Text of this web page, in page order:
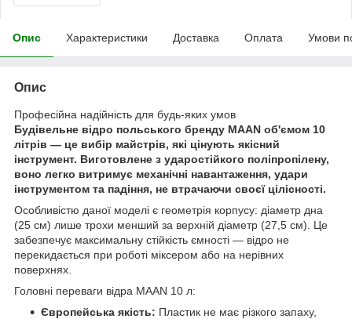
Опис Характеристики Доставка Оплата Умови
Опис
Професійна надійність для будь-яких умов
Будівельне відро польського бренду MAAN об'ємом 10
літрів — це вибір майстрів, які цінують якісний
інструмент. Виготовлене з ударостійкого поліпропілену,
воно легко витримує механічні навантаження, удари
інструментом та падіння, не втрачаючи своєї цілісності.
Особливістю даної моделі є геометрія корпусу: діаметр дна
(25 см) лише трохи менший за верхній діаметр (27,5 см). Це
забезпечує максимальну стійкість ємності — відро не
перекидається при роботі міксером або на нерівних
поверхнях.
Головні переваги відра MAAN 10 л:
Європейська якість: Пластик не має різкого запаху,